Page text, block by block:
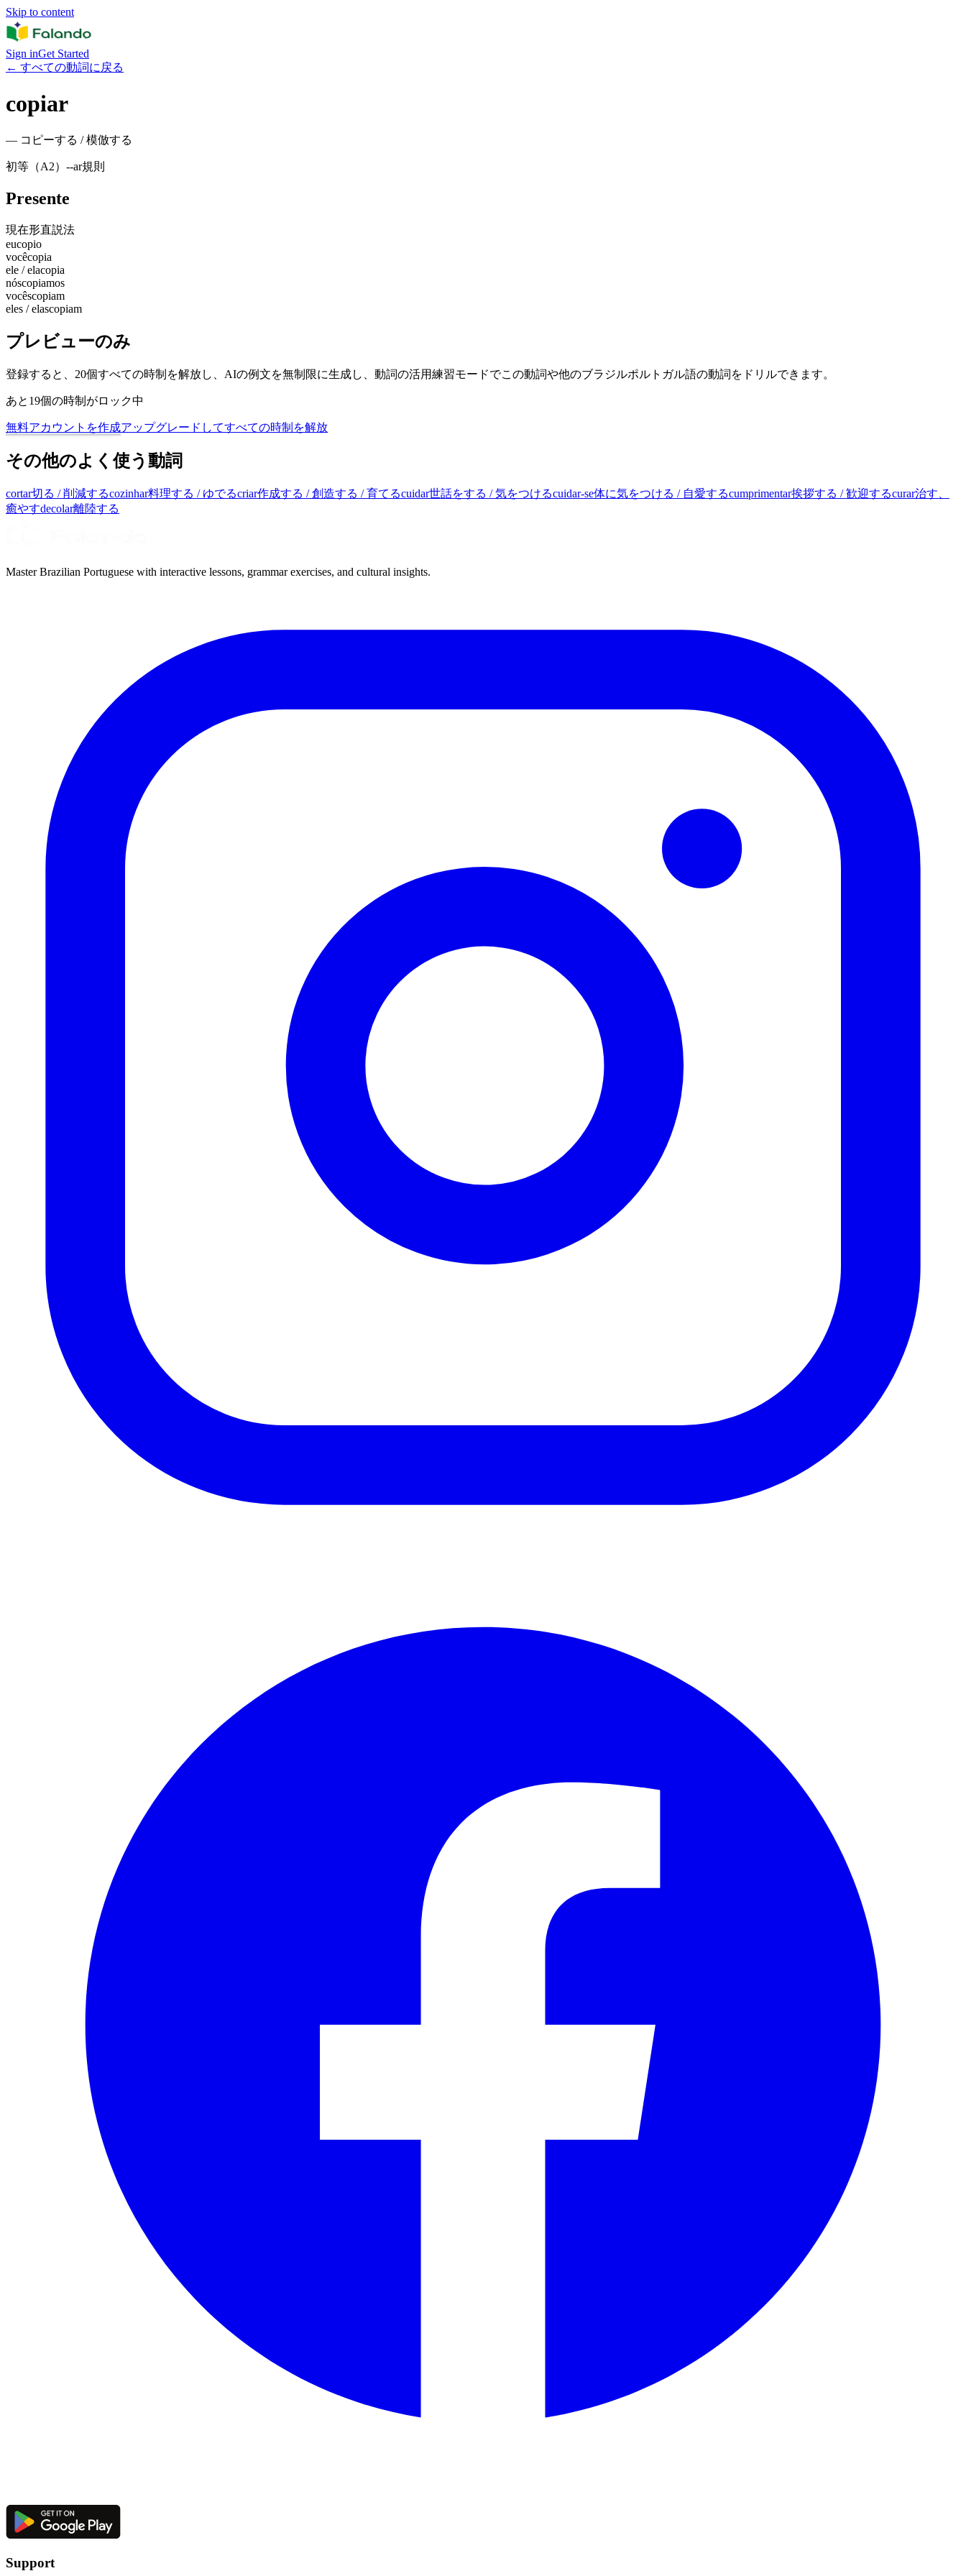
Skip to content
Sign inGet Started
← すべての動詞に戻る
copiar
— コピーする / 模倣する
初等（A2） --ar規則
Presente
現在形直説法
eucopio
vocêcopia
ele / elacopia
nóscopiamos
vocêscopiam
eles / elascopiam
プレビューのみ
登録すると、20個すべての時制を解放し、AIの例文を無制限に生成し、動詞の活用練習モードでこの動詞や他のブラジルポルトガル語の動詞をドリルできます。
あと19個の時制がロック中
無料アカウントを作成アップグレードしてすべての時制を解放
その他のよく使う動詞
cortar切る / 削減するcozinhar料理する / ゆでるcriar作成する / 創造する / 育てるcuidar世話をする / 気をつけるcuidar-se体に気をつける / 自愛するcumprimentar挨拶する / 歓迎するcurar治す、
癒やすdecolar離陸する
Master Brazilian Portuguese with interactive lessons, grammar exercises, and cultural insights.
Support